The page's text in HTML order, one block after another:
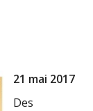
21 mai 2017
Des